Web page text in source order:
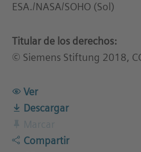
ESA./NASA/SOHO (Sol)
Titular de los derechos:
© Siemens Stiftung 2018,
Ver
Descargar
Compartir